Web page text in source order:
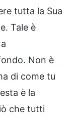
tutta la Sua
Tale è
Non è
di come tu
è la
che tutti